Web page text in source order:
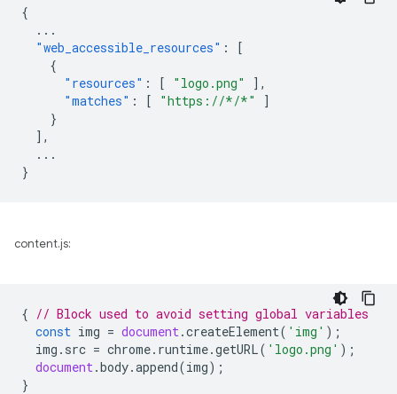
{
...
"web_accessible_resources" :
[
{
"resources" : [ "logo.png"
],
"matches" : [ "https://*/*"
]
}
],
...
}
content.js:
{ // Block used to avoid setting global variables
const img = document.createElement( 'img' );
img . src = chrome. runtime.getURL( 'logo.png' );
document.body.append(img);
}